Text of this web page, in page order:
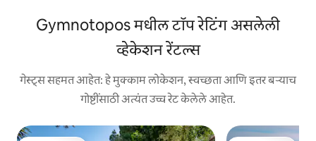
Gymnotopos मधील टॉप रेटिंग असलेली
व्हेकेशन रेंटल्स
गेस्ट्स सहमत आहेत: हे मुक्काम लोकेशन, स्वच्छता आणि इतर बऱ्याच
गोष्टींसाठी अत्यंत उच्च रेट केलेले आहेत.